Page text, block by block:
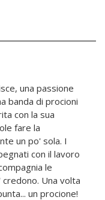
una passione
banda di procioni
con la sua
fare la
un po' sola. I
con il lavoro
le
Una volta
un procione!